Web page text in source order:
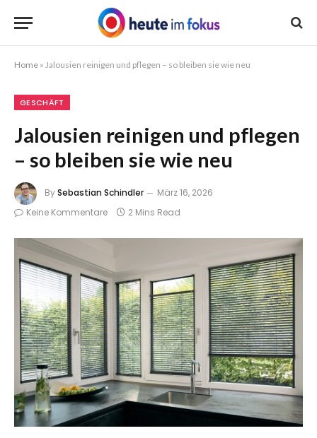
Home » Jalousien reinigen und pflegen – so bleiben sie wie neu
GESCHÄFT
Jalousien reinigen und pflegen
– so bleiben sie wie neu
BySebastian Schindler
März 16, 2026
Keine Kommentare
2 Mins Read